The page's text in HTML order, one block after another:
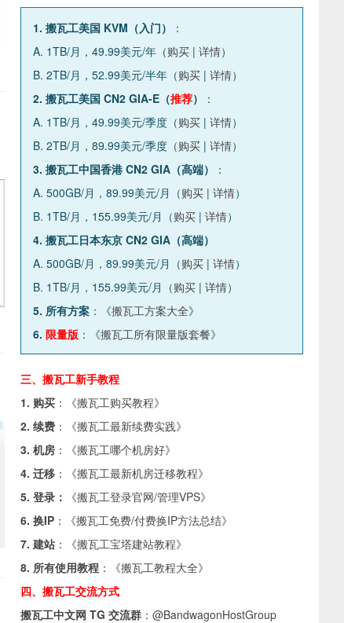
1. 搬瓦工美国 KVM（入门）
：
A. 1TB/月，49.99美元/年（购买 | 详情）
B. 2TB/月，52.99美元/半年（购买 | 详情）
2. 搬瓦工美国 CN2 GIA-E（推荐）
：
A. 1TB/月，49.99美元/季度（购买 | 详情）
B. 2TB/月，89.99美元/季度（购买 | 详情）
3. 搬瓦工中国香港 CN2 GIA（高端）
：
A. 500GB/月，89.99美元/月（购买 | 详情）
B. 1TB/月，155.99美元/月（购买 | 详情）
4. 搬瓦工日本东京 CN2 GIA（高端）
A. 500GB/月，89.99美元/月（购买 | 详情）
B. 1TB/月，155.99美元/月（购买 | 详情）
5. 所有方案 ：《搬瓦工方案大全》
6. 限量版 ：《搬瓦工所有限量版套餐》
三、搬瓦工新手教程
1. 购买 ：《搬瓦工购买教程》
2. 续费 ：《搬瓦工最新续费实践》
3. 机房 ：《搬瓦工哪个机房好》
4. 迁移 ：《搬瓦工最新机房迁移教程》
5. 登录：
《搬瓦工登录官网/管理VPS》
6. 换IP ：《搬瓦工免费/付费换IP方法总结》
7. 建站 ：《搬瓦工宝塔建站教程》
8. 所有使用教程 ：《搬瓦工教程大全》
四、搬瓦工交流方式
搬瓦工中文网 TG 交流群 ： @BandwagonHostGroup